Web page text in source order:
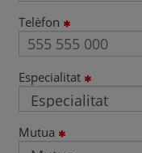
Telèfon
Especialitat
Mutua